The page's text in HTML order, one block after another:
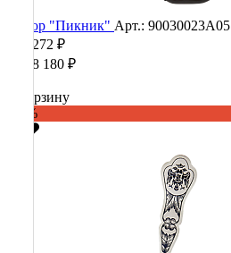
Набор "Пикник" Арт.: 90030023А05
443 272 ₽
1 108 180 ₽
В корзину
-60%